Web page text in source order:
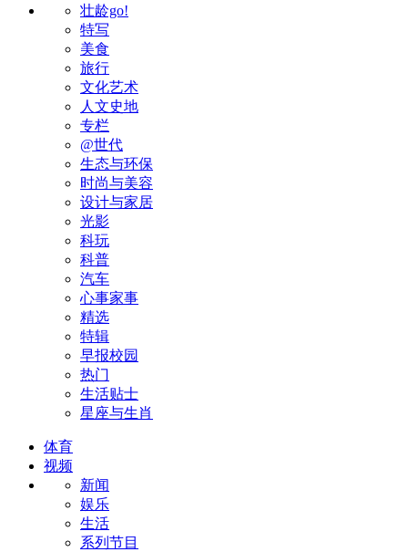
壮龄go!
特写
美食
旅行
文化艺术
人文史地
专栏
@世代
生态与环保
时尚与美容
设计与家居
光影
科玩
科普
汽车
心事家事
精选
特辑
早报校园
热门
生活贴士
星座与生肖
体育
视频
新闻
娱乐
生活
系列节目